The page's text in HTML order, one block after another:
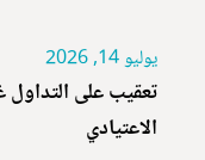
يوليو 14, 2026
تعقيب على التداول
الاعتيادي